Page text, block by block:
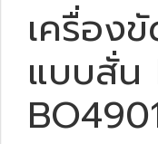
เครื่อง
แบบสั่น